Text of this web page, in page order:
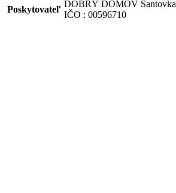
Poskytovateľ
DOBRÝ DOMOV Santovka
IČO : 00596710